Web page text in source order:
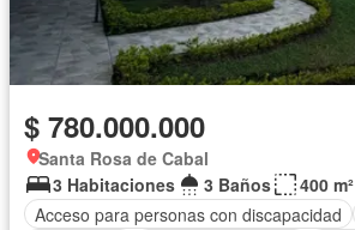
$ 780.000.000
Santa Rosa de Cabal
3 Habitaciones
3 Baños
400 m²
Acceso para personas con discapacidad